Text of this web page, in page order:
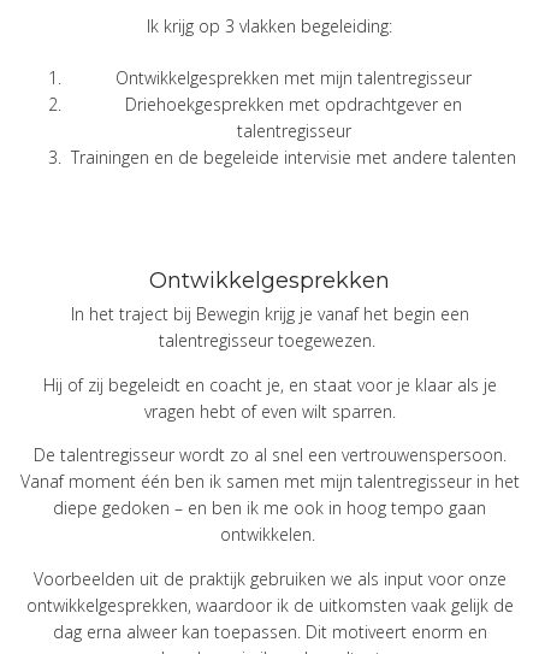
Ik krijg op 3 vlakken begeleiding:
Ontwikkelgesprekken met mijn talentregisseur
Driehoekgesprekken met opdrachtgever en
talentregisseur
Trainingen en de begeleide intervisie met andere talenten
Ontwikkelgesprekken
In het traject bij Bewegin krijg je vanaf het begin een
talentregisseur toegewezen.
Hij of zij begeleidt en coacht je, en staat voor je klaar als je
vragen hebt of even wilt sparren.
De talentregisseur wordt zo al snel een vertrouwenspersoon.
Vanaf moment één ben ik samen met mijn talentregisseur in het
diepe gedoken – en ben ik me ook in hoog tempo gaan
ontwikkelen.
Voorbeelden uit de praktijk gebruiken we als input voor onze
ontwikkelgesprekken, waardoor ik de uitkomsten vaak gelijk de
dag erna alweer kan toepassen. Dit motiveert enorm en